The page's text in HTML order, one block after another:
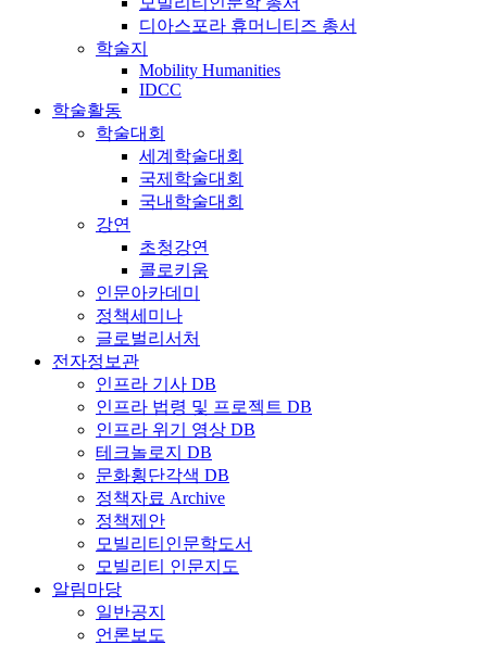
디아스포라 휴머니티즈 총서
학술지
Mobility Humanities
IDCC
학술활동
학술대회
세계학술대회
국제학술대회
국내학술대회
강연
초청강연
콜로키움
인문아카데미
정책세미나
글로벌리서처
전자정보관
인프라 기사 DB
인프라 법령 및 프로젝트 DB
인프라 위기 영상 DB
테크놀로지 DB
문화횡단각색 DB
정책자료 Archive
정책제안
모빌리티인문학도서
모빌리티 인문지도
알림마당
일반공지
언론보도